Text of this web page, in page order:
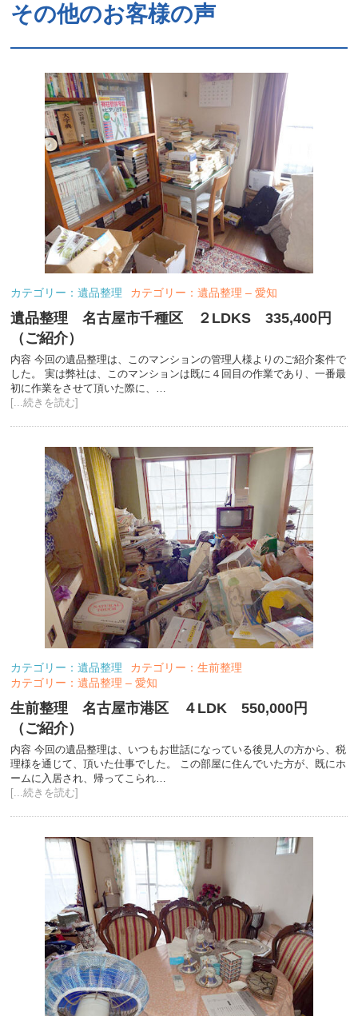
その他のお客様の声
カテゴリー：遺品整理 カテゴリー：遺品整理 – 愛知
遺品整理 名古屋市千種区 ２LDKS 335,400円
（ご紹介）
内容 今回の遺品整理は、このマンションの管理人様よりのご紹介案件で
した。 実は弊社は、このマンションは既に４回目の作業であり、一番最
初に作業をさせて頂いた際に、…
[...続きを読む]
カテゴリー：遺品整理
カテゴリー：生前整理
カテゴリー：遺品整理 – 愛知
生前整理 名古屋市港区 ４LDK 550,000円
（ご紹介）
内容 今回の遺品整理は、いつもお世話になっている後見人の方から、税
理様を通じて、頂いた仕事でした。 この部屋に住んでいた方が、既にホ
ームに入居され、帰ってこられ…
[...続きを読む]